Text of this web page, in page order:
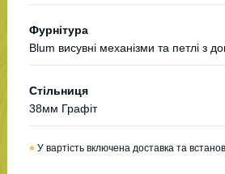
Фурнітура
Blum висувні механізми та петлі з
Стільниця
38мм Графіт
* У вартість включена доставка та